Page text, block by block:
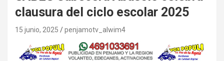
clausura del ciclo escolar 2025
15 junio, 2025 penjamotv_alwim4